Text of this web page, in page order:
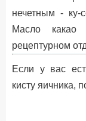
нечетным - ку-
Масло какао
рецептурном
Если у вас
кисту яичника,